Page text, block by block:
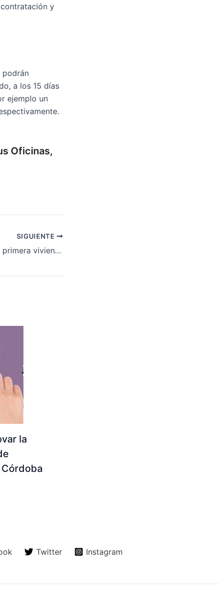
y
podrán
a los 15 días
ejemplo un
Oficinas,
SIGUIENTE
Cómo comprar tu primera vivienda en Córdoba
la
Twitter Instagram